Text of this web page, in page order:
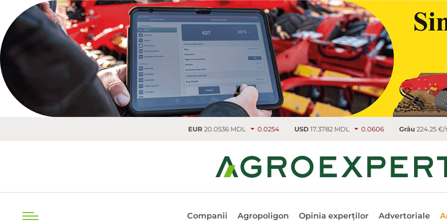
20.0536 MDL 0.0254 USD17.3782 MDL 0.0606 Grâu224.25 €/т 3.75
Companii Agropoligon Opinia experților Advertoriale